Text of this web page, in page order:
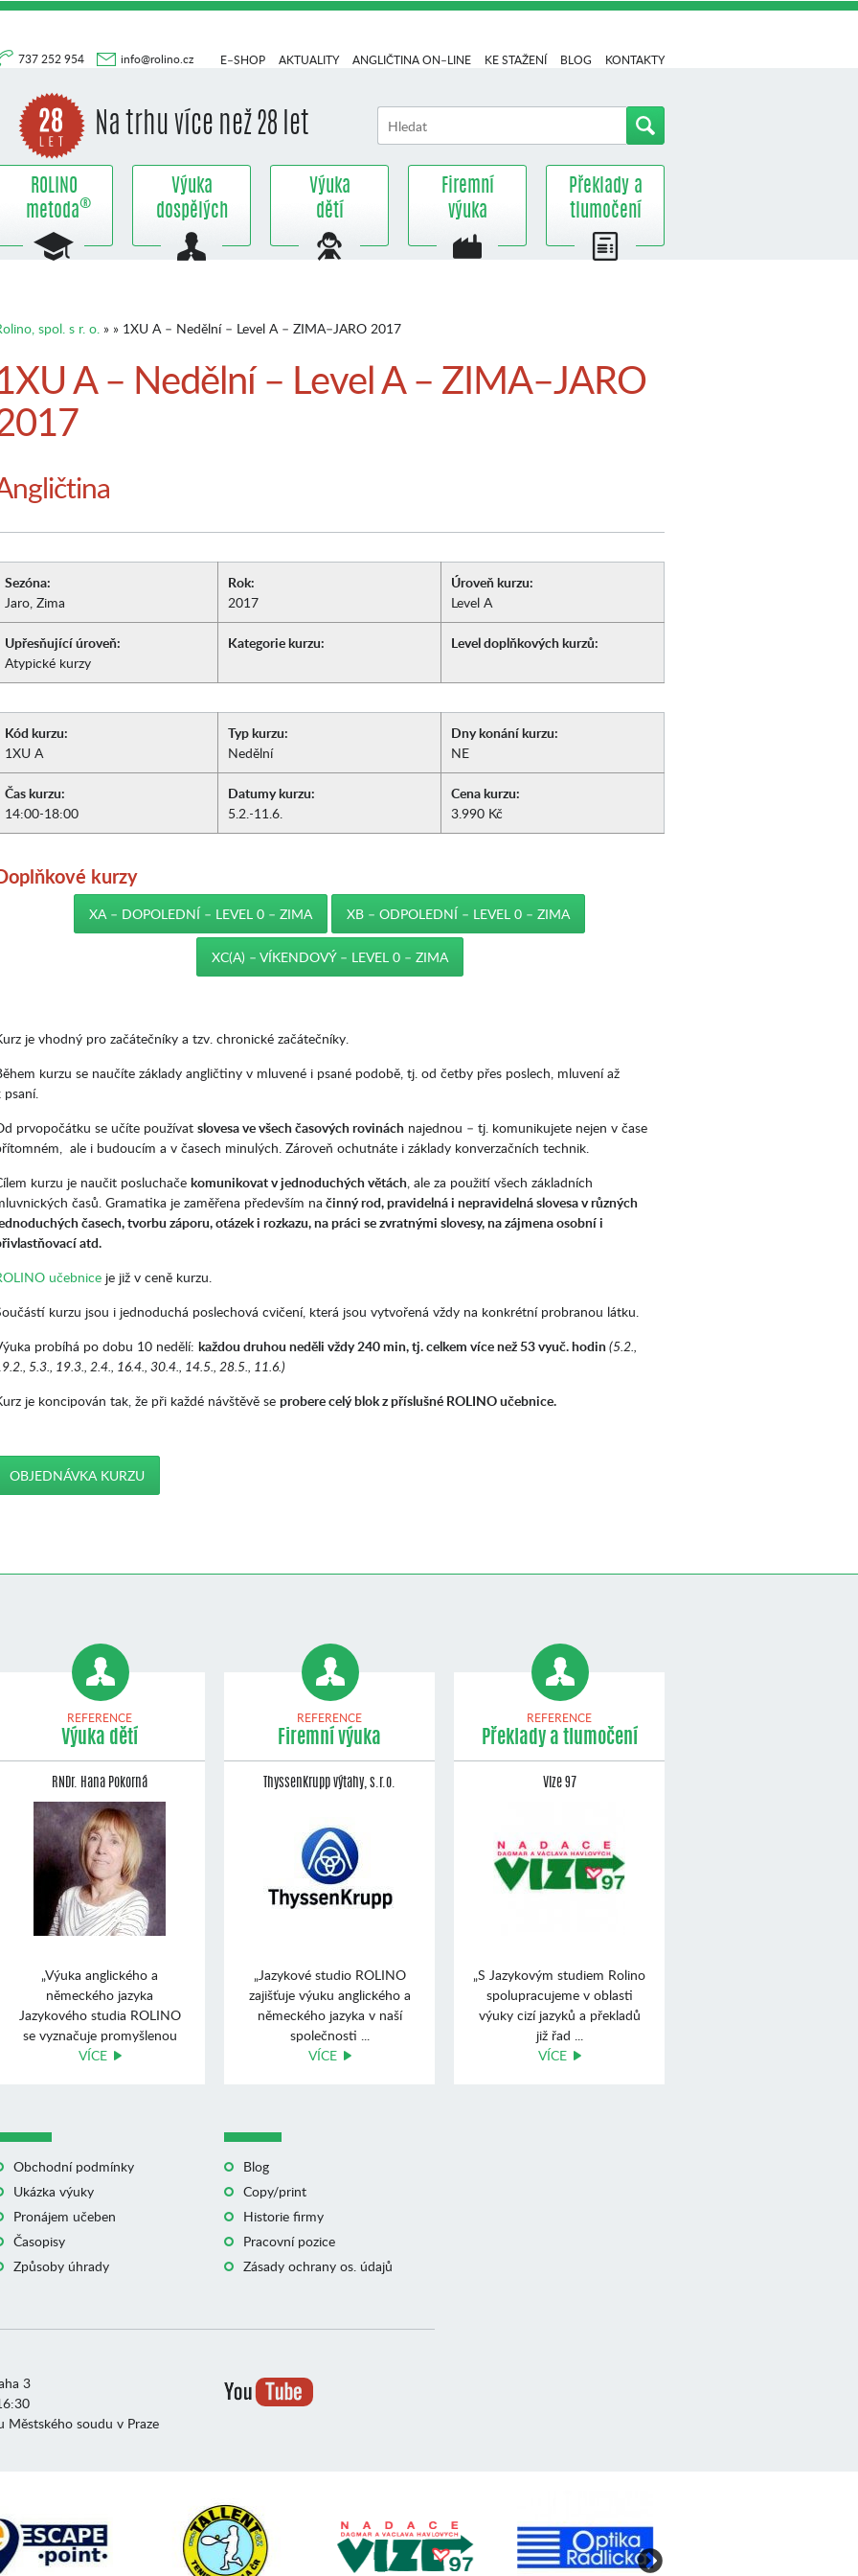
737 252 954 info@rolino.cz
Na trhu více než 28 let
E–SHOP AKTUALITY ANGLIČTINA ON–LINE KE STAŽENÍ BLOG KONTAKTY
ROLINO
metoda®
Výuka
dospělých
Výuka
dětí
Firemní
výuka
Překlady a
tlumočení
spol. s r. o. » » 1XU A – Nedělní – Level A – ZIMA–JARO 2017
A – Nedělní – Level A – ZIMA–JARO
Sezóna:
Jaro, Zima
Rok:
2017
Úroveň kurzu:
Level A
Upřesňující úroveň:
Atypické kurzy
Kategorie kurzu: Level doplňkových kurzů:
Kód kurzu:
1XU A
Typ kurzu:
Nedělní
Dny konání kurzu:
NE
Čas kurzu:
14:00-18:00
Datumy kurzu:
5.2.-11.6.
Cena kurzu:
3.990 Kč
kurzy
XA – DOPOLEDNÍ – LEVEL 0 – ZIMA XB – ODPOLEDNÍ – LEVEL 0 – ZIMA
XC(A) – VÍKENDOVÝ – LEVEL 0 – ZIMA
je vhodný pro začátečníky a tzv. chronické začátečníky.
kurzu se naučíte základy angličtiny v mluvené i psané podobě, tj. od četby přes poslech, mluvení až
psaní.
prvopočátku se učíte používat slovesa ve všech časových rovinách najednou – tj. komunikujete nejen v čase
ale i budoucím a v časech minulých. Zároveň ochutnáte i základy konverzačních technik.
kurzu je naučit posluchače komunikovat v jednoduchých větách, ale za použití všech základních
časů. Gramatika je zaměřena především na činný rod, pravidelná i nepravidelná slovesa v různých
časech, tvorbu záporu, otázek i rozkazu, na práci se zvratnými slovesy, na zájmena osobní i
atd.
učebnice je již v ceně kurzu.
kurzu jsou i jednoduchá poslechová cvičení, která jsou vytvořená vždy na konkrétní probranou látku.
probíhá po dobu 10 nedělí: každou druhou neděli vždy240 min, tj. celkem více než 53 vyuč. hodin(5.2.,
5.3., 19.3., 2.4., 16.4., 30.4., 14.5., 28.5., 11.6.)
je koncipován tak, že při každé návštěvě se probere celý blok z příslušné ROLINO učebnice.
OBJEDNÁVKA KURZU
REFERENCE
Výuka dětí
RNDr. Hana Pokorná
„Výuka anglického a
německého jazyka
Jazykového studia ROLINO
se vyznačuje promyšlenou
koncep ...
VÍCE
REFERENCE
Firemní výuka
ThyssenKrupp výtahy, s.r.o.
„Jazykové studio ROLINO
zajišťuje výuku anglického a
německého jazyka v naší
společnosti ...
VÍCE
REFERENCE
Překlady a tlumočení
Vize 97
„S Jazykovým studiem Rolino
spolupracujeme v oblasti
výuky cizí jazyků a překladů
již řad ...
VÍCE
Obchodní podmínky
Ukázka výuky
Pronájem učeben
Časopisy
Způsoby úhrady
Blog
Copy/print
Historie firmy
Pracovní pozice
Zásady ochrany os. údajů
3
Městského soudu v Praze